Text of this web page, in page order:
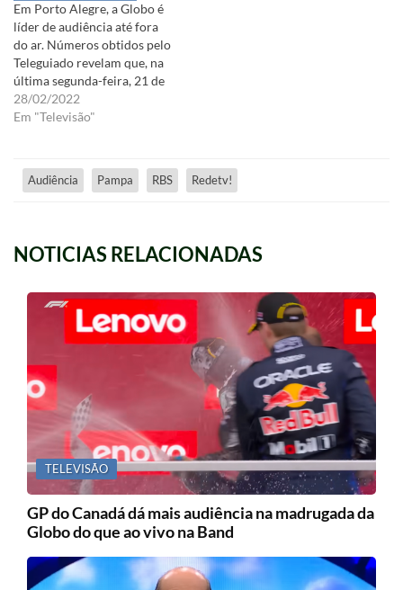
Em Porto Alegre, a Globo é
líder de audiência até fora
do ar. Números obtidos pelo
Teleguiado revelam que, na
última segunda-feira, 21 de
fevereiro, a RBS, afiliada da
Globo nos Pampas, ficou em
transmissores. Sem
programação entre 2h33 e
28/02/2022
Em "Televisão"
Audiência Pampa RBS Redetv!
NOTICIAS RELACIONADAS
TELEVISÃO
GP do Canadá dá mais audiência na madrugada da
Globo do que ao vivo na Band